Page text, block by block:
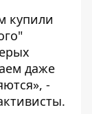
купили
даже
-